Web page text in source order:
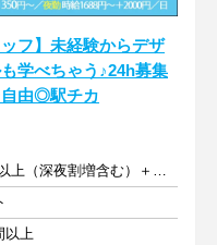
ッフ】未経験からデザ
学べちゃう♪24h募集
由◎駅チカ
時給1350～1688円以上（深夜割増含む）＋交通費
以上